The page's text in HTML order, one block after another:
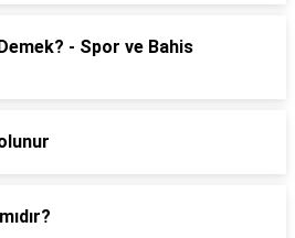
- Spor ve Bahis